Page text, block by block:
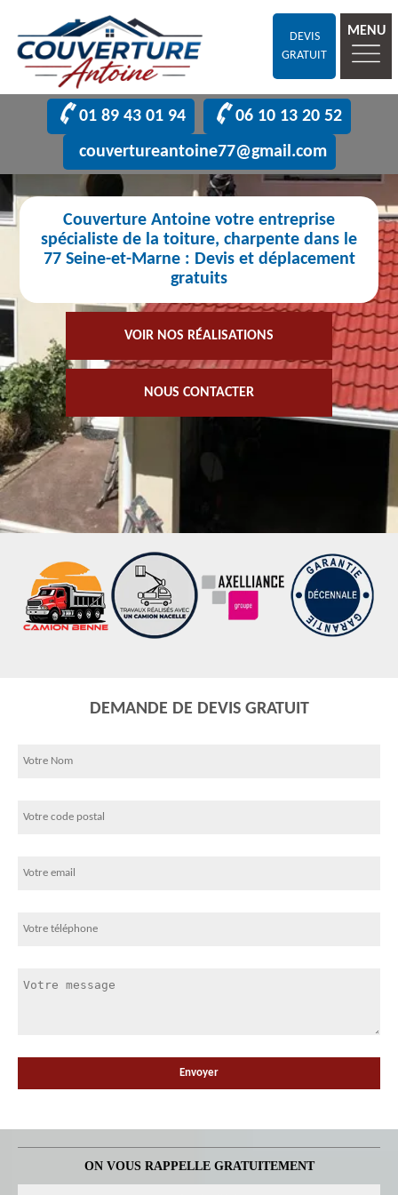
DEVIS
GRATUIT
MENU
01 89 43 01 94
06 10 13 20 52
couvertureantoine77@gmail.com
Couverture Antoine votre entreprise
spécialiste de la toiture, charpente dans le
77 Seine-et-Marne : Devis et déplacement
gratuits
VOIR NOS RÉALISATIONS
NOUS CONTACTER
DEMANDE DE DEVIS GRATUIT
ON VOUS RAPPELLE GRATUITEMENT